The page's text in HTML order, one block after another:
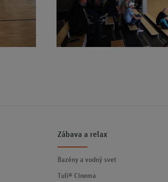
Zábava a relax
Bazény a vodný svet
Tuli® Cinema